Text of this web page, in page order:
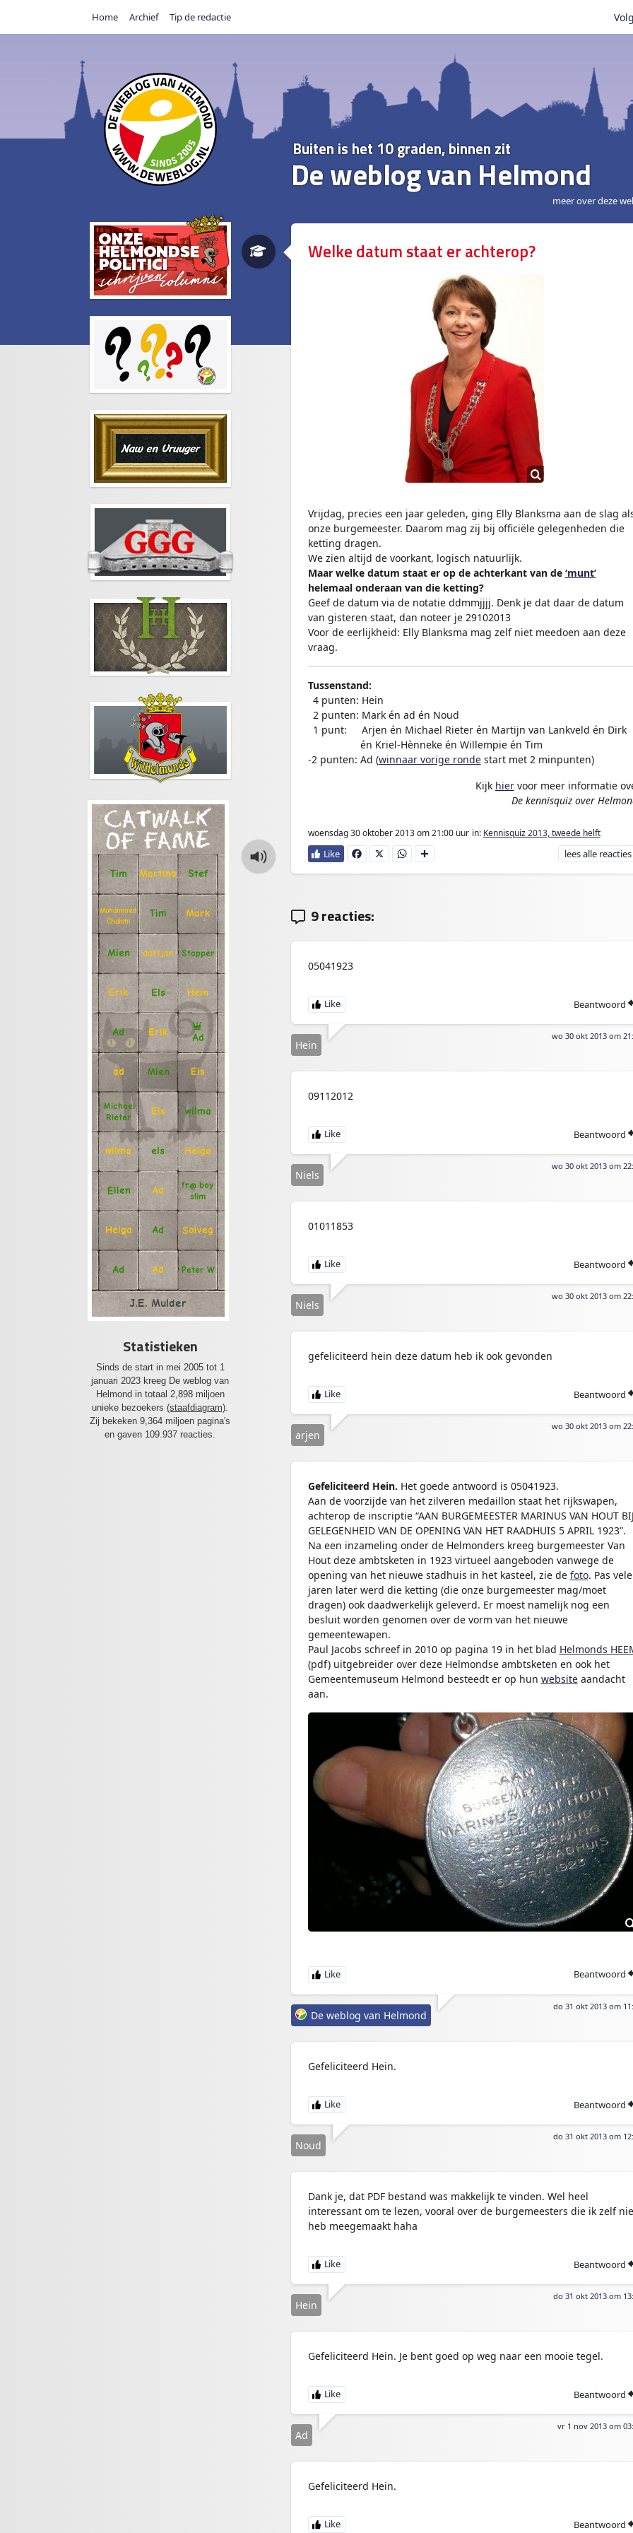
Home Archief Tip de redactie
Buiten is het 10 graden, binnen zit
De weblog van Helmond
meer over deze
CATWALK
OF FAME
Tim Martina Stef
Mohammed
Chahim
Tim Mark
Mien dartjan Stapper
Erik Els Hein
Ad Erik
Ad
ad Mien Els
Michael
Rieter
Els wilma
wilma els Helga
Ellen Ad fr@ boy
slim
Helga Ad Solveg
Ad Ad Peter W
J.E. Mulder
Statistieken
Sinds de start in mei 2005 tot 1
januari 2023 kreeg De weblog van
Helmond in totaal 2,898 miljoen
unieke bezoekers (staafdiagram)
Zij bekeken 9,364 miljoen pagina's
en gaven 109.937 reacties.
Welke datum staat er achterop?
Vrijdag, precies een jaar geleden, ging Elly Blanksma aan de slag
onze burgemeester. Daarom mag zij bij officiële gelegenheden die
ketting dragen.
We zien altijd de voorkant, logisch natuurlijk.
Maar welke datum staat er op de achterkant van de ‘munt’
helemaal onderaan van die ketting?
Geef de datum via de notatie ddmmjjjj. Denk je dat daar de datum
van gisteren staat, dan noteer je 29102013
Voor de eerlijkheid: Elly Blanksma mag zelf niet meedoen aan deze
vraag.
Tussenstand:
4 punten: Hein
2 punten: Mark én ad én Noud
1 punt:
Arjen én Michael Rieter én Martijn van Lankveld én Dirk
én Kriel-Hènneke én Willempie én Tim
-2 punten: Ad (winnaar vorige rondestart met 2 minpunten)
Kijk hiervoor meer informatie
De kennisquiz over
woensdag 30 oktober 2013om 21:00 uur in: Kennisquiz 2013, tweede helft
Fa
ce
X
W
ha
D
e
leesalle reacties
9 reacties:
05041923
Beantwoord
wo 30 okt 2013 om
Hein
09112012
Beantwoord
wo 30 okt 2013 om
Niels
01011853
Beantwoord
wo 30 okt 2013 om
Niels
gefeliciteerd hein deze datum heb ik ook gevonden
Beantwoord
wo 30 okt 2013 om
arjen
Gefeliciteerd Hein. Het goede antwoord is 05041923.
Aan de voorzijde van het zilveren medaillon staat het rijkswapen,
achterop de inscriptie “AAN BURGEMEESTER MARINUS VAN HOUT
GELEGENHEID VAN DE OPENING VAN HET RAADHUIS 5 APRIL 1923”.
Na een inzameling onder de Helmonders kreeg burgemeester Van
Hout deze ambtsketen in 1923 virtueel aangeboden vanwege de
opening van het nieuwe stadhuis in het kasteel, zie de foto. Pas vele
jaren later werd die ketting (die onze burgemeester mag/moet
dragen) ook daadwerkelijk geleverd. Er moest namelijk nog een
besluit worden genomen over de vorm van het nieuwe
gemeentewapen.
Paul Jacobs schreef in 2010 op pagina 19 in het blad Helmonds
(pdf) uitgebreider over deze Helmondse ambtsketen en ook het
Gemeentemuseum Helmond besteedt er op hun websiteaandacht
aan.
Beantwoord
do 31 okt 2013 om
De weblog van Helmond
Gefeliciteerd Hein.
Beantwoord
do 31 okt 2013 om
Noud
Dank je, dat PDF bestand was makkelijk te vinden. Wel heel
interessant om te lezen, vooral over de burgemeesters die ik zelf
heb meegemaakt haha
Beantwoord
do 31 okt 2013 om
Hein
Gefeliciteerd Hein. Je bent goed op weg naar een mooie tegel.
Beantwoord
vr 1 nov 2013 om
Ad
Gefeliciteerd Hein.
Beantwoord